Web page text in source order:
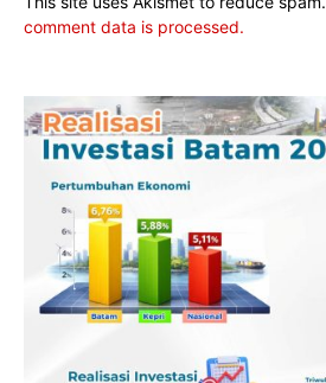
comment data is processed.